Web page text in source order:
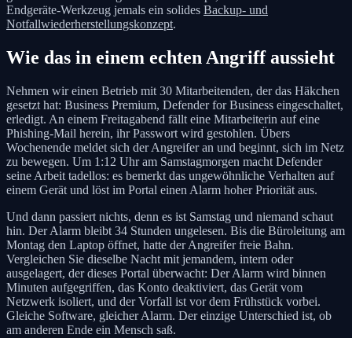
Endgeräte-Werkzeug jemals ein solides Backup- und
Notfallwiederherstellungskonzept.
Wie das in einem echten Angriff aussieht
Nehmen wir einen Betrieb mit 30 Mitarbeitenden, der das Häkchen
gesetzt hat: Business Premium, Defender for Business eingeschaltet,
erledigt. An einem Freitagabend fällt eine Mitarbeiterin auf eine
Phishing-Mail herein, ihr Passwort wird gestohlen. Übers
Wochenende meldet sich der Angreifer an und beginnt, sich im Netz
zu bewegen. Um 1:12 Uhr am Samstagmorgen macht Defender
seine Arbeit tadellos: es bemerkt das ungewöhnliche Verhalten auf
einem Gerät und löst im Portal einen Alarm hoher Priorität aus.
Und dann passiert nichts, denn es ist Samstag und niemand schaut
hin. Der Alarm bleibt 34 Stunden ungelesen. Bis die Büroleitung am
Montag den Laptop öffnet, hatte der Angreifer freie Bahn.
Vergleichen Sie dieselbe Nacht mit jemandem, intern oder
ausgelagert, der dieses Portal überwacht: Der Alarm wird binnen
Minuten aufgegriffen, das Konto deaktiviert, das Gerät vom
Netzwerk isoliert, und der Vorfall ist vor dem Frühstück vorbei.
Gleiche Software, gleicher Alarm. Der einzige Unterschied ist, ob
am anderen Ende ein Mensch saß.